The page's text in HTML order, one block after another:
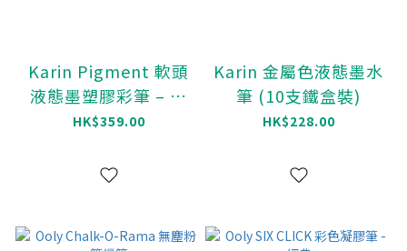
Karin Pigment 軟頭
液態墨塑膠彩筆 – 原
色系 (12色)
HK$359.00
Karin 金屬色液態墨水
筆 (10支鐵盒裝)
HK$228.00